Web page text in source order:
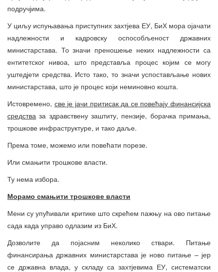
подручјима.
У циљу испуњавања приступних захтјева ЕУ, БиХ мора ојачати
надлежности и кадровску оспособљеност државних
министарстава. То значи преношење неких надлежности са
ентитетског нивоа, што представља процес којим се могу
уштедјети средства. Исто тако, то значи успостављање нових
министарстава, што је процес који неминовно кошта.
Истовремено, све је јачи притисак да се повећају финансијска
средства за здравствену заштиту, пензије, борачка примања,
трошкове инфраструктуре, и тако даље.
Према томе, можемо или повећати порезе.
Или смањити трошкове власти.
Ту нема избора.
Морамо смањити трошкове власти
Мени су упућивали критике што скрећем пажњу на ово питање
сада када управо одлазим из БиХ.
Дозволите да појасним неколико ствари. Питање
финансирања државних министарстава је ново питање – јер
се државна влада, у складу са захтјевима ЕУ, систематски